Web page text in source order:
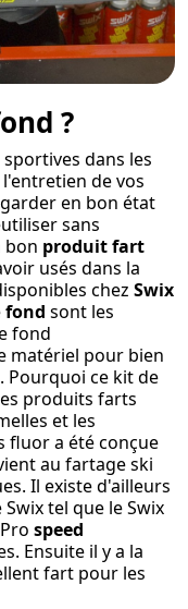
?
dans les
de vos
en bon état
sans
bon produit fart
usés dans la
chez Swix
fond sont les
fond
matériel pour bien
Pourquoi ce kit de
produits farts
et les
fluor a été conçue
au fartage ski
Il existe d'ailleurs
tel que le Swix
speed
Ensuite il y a la
fart pour les